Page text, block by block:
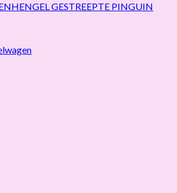
GESTREEPTE PINGUIN